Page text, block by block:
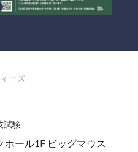
ーズ
試験
ール1F ビッグマウス